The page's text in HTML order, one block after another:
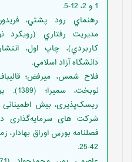
مديريت رفتاري (رويكرد
كاربردي)، چاپ اول،
دانشگاه آزاد اسلامي.
فلاح شمس، میرفض؛
نوبخت،
ریسک‌پذیری، بیش اطمینانی و
شرکت های سرمایه‌گذاری
42-25.